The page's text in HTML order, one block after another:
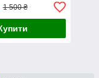
5W, 4000
с
1 500 ₴